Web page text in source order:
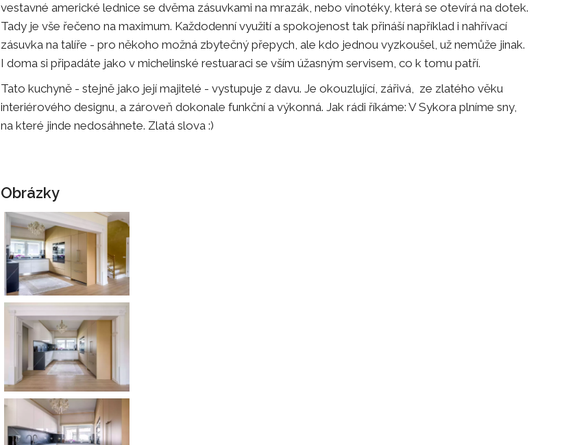
vestavné americké lednice se dvěma zásuvkami na mrazák, nebo vinotéky, která se otevírá na dotek.
Tady je vše řečeno na maximum. Každodenní využití a spokojenost tak přináší například i nahřívací
zásuvka na talíře - pro někoho možná zbytečný přepych, ale kdo jednou vyzkoušel, už nemůže jinak.
I doma si připadáte jako v michelinské restuaraci se vším úžasným servisem, co k tomu patří.
Tato kuchyně - stejně jako její majitelé - vystupuje z davu. Je okouzlující, zářivá, ze zlatého věku
interiérového designu, a zároveň dokonale funkční a výkonná. Jak rádi říkáme: V Sykora plníme sny,
na které jinde nedosáhnete. Zlatá slova :)
Obrázky